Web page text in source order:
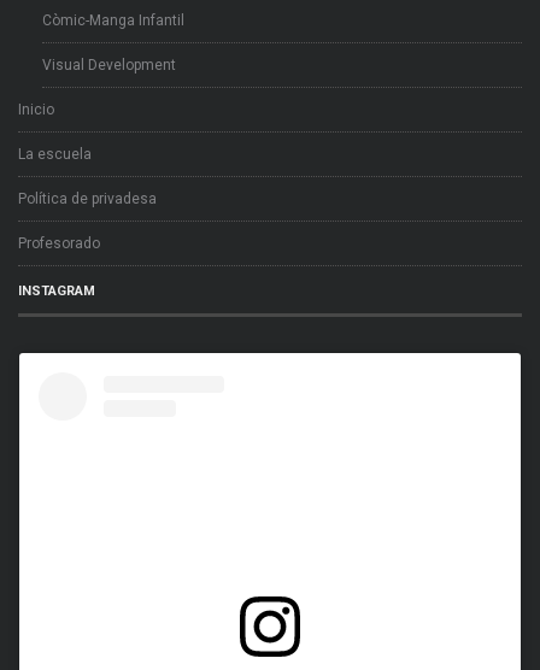
Còmic-Manga Infantil
Visual Development
Inicio
La escuela
Política de privadesa
Profesorado
INSTAGRAM